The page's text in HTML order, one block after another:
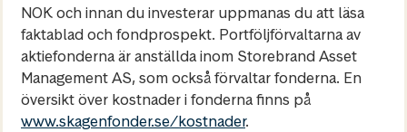
NOK och innan du investerar uppmanas du att läsa
faktablad och fondprospekt. Portföljförvaltarna av
aktiefonderna är anställda inom Storebrand Asset
Management AS, som också förvaltar fonderna. En
översikt över kostnader i fonderna finns på
www.skagenfonder.se/kostnader.